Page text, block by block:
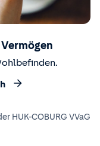
HUK-COBURG VVaG